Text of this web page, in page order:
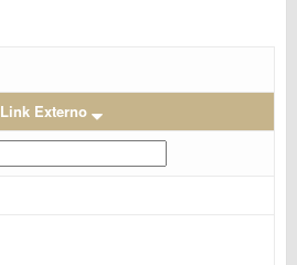
Link Externo